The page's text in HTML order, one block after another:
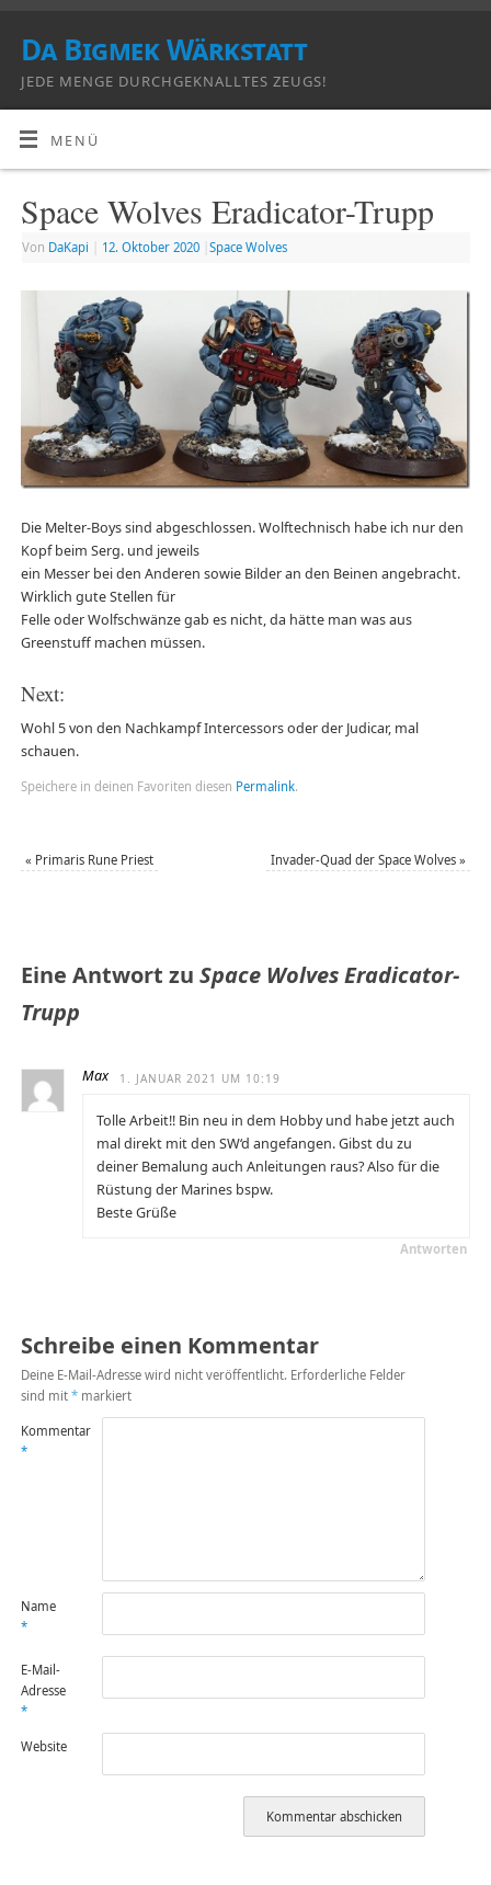
Da Bigmek Wärkstatt
JEDE MENGE DURCHGEKNALLTES ZEUGS!
MENÜ
Space Wolves Eradicator-Trupp
Von DaKapi 12. Oktober 2020 Space Wolves
Die Melter-Boys sind abgeschlossen. Wolftechnisch habe ich nur den
Kopf beim Serg. und jeweils
ein Messer bei den Anderen sowie Bilder an den Beinen angebracht.
Wirklich gute Stellen für
Felle oder Wolfschwänze gab es nicht, da hätte man was aus
Greenstuff machen müssen.
Next:
Wohl 5 von den Nachkampf Intercessors oder der Judicar, mal
schauen.
Speichere in deinen Favoriten diesen Permalink.
« Primaris Rune Priest Invader-Quad der Space Wolves»
Eine Antwort zu Space Wolves Eradicator-
Trupp
Max 1. JANUAR 2021 UM 10:19
Tolle Arbeit!! Bin neu in dem Hobby und habe jetzt auch
mal direkt mit den SW‘d angefangen. Gibst du zu
deiner Bemalung auch Anleitungen raus? Also für die
Rüstung der Marines bspw.
Beste Grüße
Antworten
Schreibe einen Kommentar
Deine E-Mail-Adresse wird nicht veröffentlicht. Erforderliche Felder
sind mit *markiert
Kommentar
*
Name
*
E-Mail-
Adresse
*
Website